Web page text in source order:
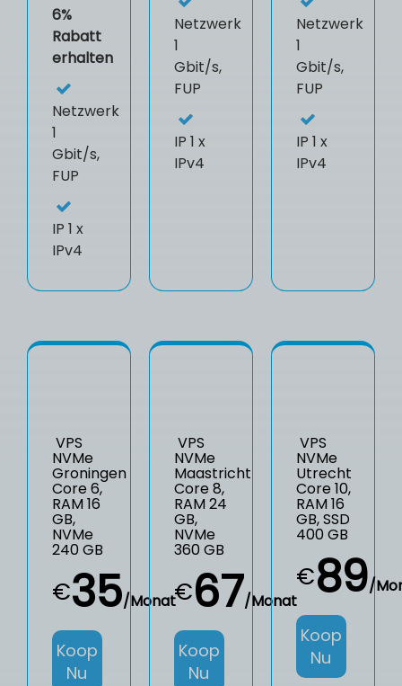
6%
Rabatt
erhalten
Netzwerk
1
Gbit/s,
FUP
IP 1 x
IPv4
Netzwerk
1
Gbit/s,
FUP
IP 1 x
IPv4
Netzwerk
1
Gbit/s,
FUP
IP 1 x
IPv4
VPS
NVMe
Groningen
Core 6,
RAM 16
GB,
NVMe
240 GB
€35/Monat
Koop
Nu
VPS
NVMe
Maastricht
Core 8,
RAM 24
GB,
NVMe
360 GB
€67/Monat
Koop
Nu
VPS
NVMe
Utrecht
Core 10,
RAM 16
GB, SSD
400 GB
€89/
Koop
Nu